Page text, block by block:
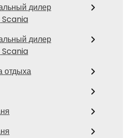
дилер
дилер
отдыха